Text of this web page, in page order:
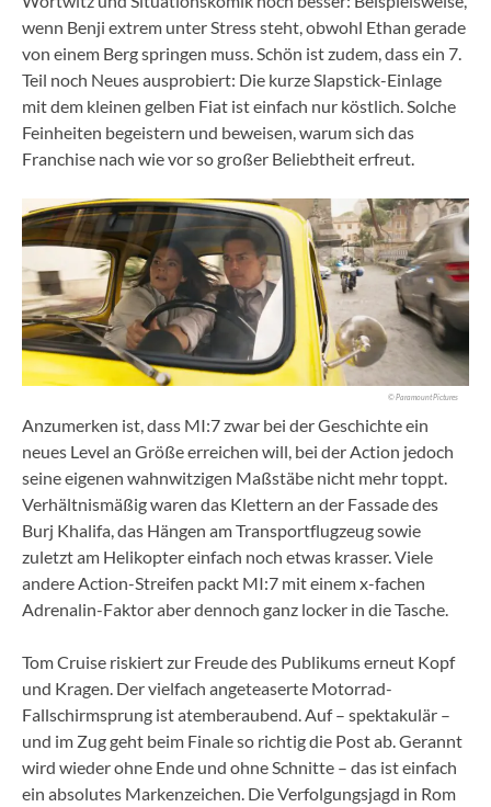
wenn Benji extrem unter Stress steht, obwohl Ethan gerade
von einem Berg springen muss. Schön ist zudem, dass ein 7.
Teil noch Neues ausprobiert: Die kurze Slapstick-Einlage
mit dem kleinen gelben Fiat ist einfach nur köstlich. Solche
Feinheiten begeistern und beweisen, warum sich das
Franchise nach wie vor so großer Beliebtheit erfreut.
© Paramount Pictures
Anzumerken ist, dass MI:7 zwar bei der Geschichte ein
neues Level an Größe erreichen will, bei der Action jedoch
seine eigenen wahnwitzigen Maßstäbe nicht mehr toppt.
Verhältnismäßig waren das Klettern an der Fassade des
Burj Khalifa, das Hängen am Transportflugzeug sowie
zuletzt am Helikopter einfach noch etwas krasser. Viele
andere Action-Streifen packt MI:7 mit einem x-fachen
Adrenalin-Faktor aber dennoch ganz locker in die Tasche.
Tom Cruise riskiert zur Freude des Publikums erneut Kopf
und Kragen. Der vielfach angeteaserte Motorrad-
Fallschirmsprung ist atemberaubend. Auf – spektakulär –
und im Zug geht beim Finale so richtig die Post ab. Gerannt
wird wieder ohne Ende und ohne Schnitte – das ist einfach
ein absolutes Markenzeichen. Die Verfolgungsjagd in Rom